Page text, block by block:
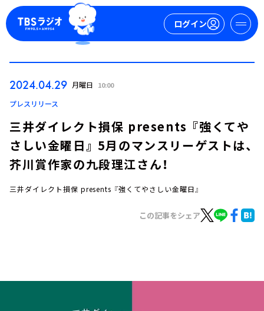
ログイン
イベント・グッズ
2024.04.29 月曜日 10:00
プレスリリース
三井ダイレクト損保 presents 『強くてや
さしい金曜日』 5月のマンスリーゲストは、
芥川賞作家の九段理江さん！
三井ダイレクト損保 presents 『強くてやさしい金曜日』
この記事をシェア